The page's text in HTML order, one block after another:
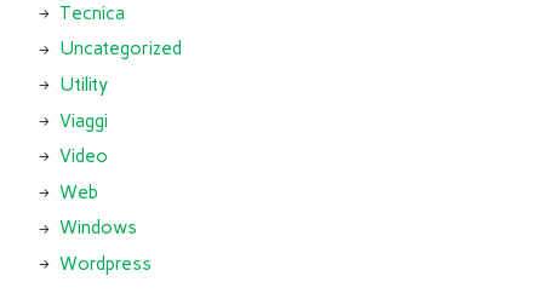
Tecnica
Uncategorized
Utility
Viaggi
Video
Web
Windows
Wordpress